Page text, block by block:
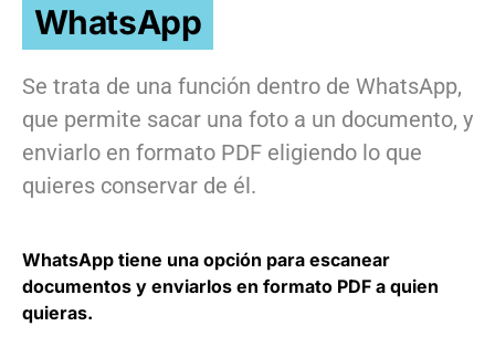
WhatsApp
Se trata de una función dentro de WhatsApp,
que permite sacar una foto a un documento, y
enviarlo en formato PDF eligiendo lo que
quieres conservar de él.
WhatsApp tiene una opción para escanear
documentos y enviarlos en formato PDF a quien
quieras.